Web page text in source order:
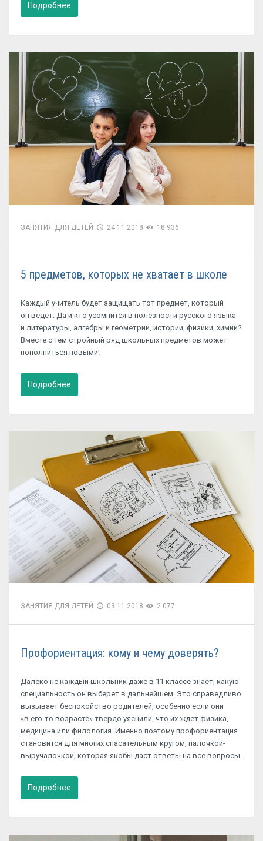
Подробнее
ЗАНЯТИЯ ДЛЯ ДЕТЕЙ 24.11.2018 18 936
5 предметов, которых не хватает в школе
Каждый учитель будет защищать тот предмет, который
он ведет. Да и кто усомнится в полезности русского языка
и литературы, алгебры и геометрии, истории, физики, химии?
Вместе с тем стройный ряд школьных предметов может
пополниться новыми!
Подробнее
ЗАНЯТИЯ ДЛЯ ДЕТЕЙ 03.11.2018 2 077
Профориентация: кому и чему доверять?
Далеко не каждый школьник даже в 11 классе знает, какую
специальность он выберет в дальнейшем. Это справедливо
вызывает беспокойство родителей, особенно если они
«в его-то возрасте» твердо уяснили, что их ждет физика,
медицина или филология. Именно поэтому профориентация
становится для многих спасательным кругом, палочкой-
выручалочкой, которая якобы даст ответы на все вопросы.
Подробнее